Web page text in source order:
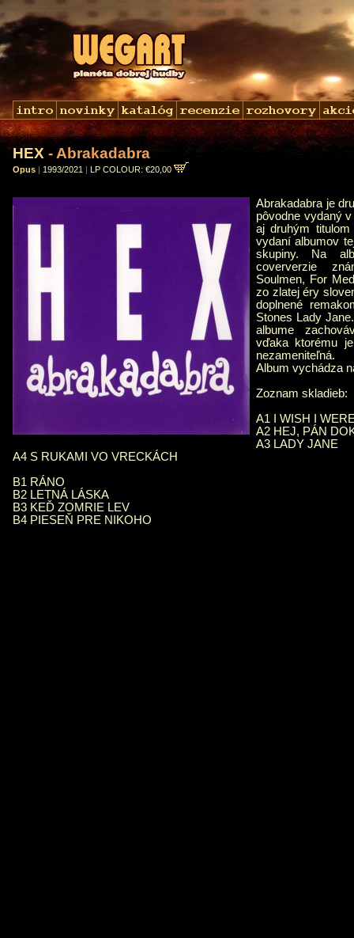
HEX - Abrakadabra
Opus | 1993/2021 | LP COLOUR: €20,00
Abrakadabra je
pôvodne vydaný
aj druhým
vydaní albumov
skupiny. Na
coververzie
Soulmen, For
zo zlatej éry
doplnené
Stones Lady
albume
vďaka ktorému
nezameniteľná.
Album vychádza
Zoznam skladieb:
A1 I WISH I
A2 HEJ, PÁN
A3 LADY JANE
A4 S RUKAMI VO VRECKÁCH
B1 RÁNO
B2 LETNÁ LÁSKA
B3 KEĎ ZOMRIE LEV
B4 PIESEŇ PRE NIKOHO